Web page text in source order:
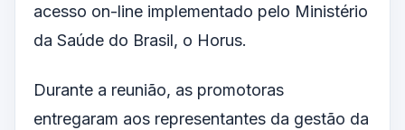
acesso on-line implementado pelo Ministério
da Saúde do Brasil, o Horus.
Durante a reunião, as promotoras
entregaram aos representantes da gestão da